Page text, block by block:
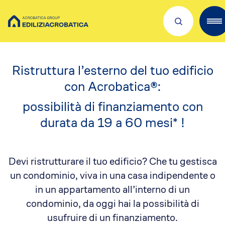
Servizi per te
Lavora con noi
Dove siamo
Academies
Investors
Il nostro franchising
Qualità e sicurezza
Home/Finanziamento al Condominio e abitazioni private
Ristruttura l’esterno del tuo edificio
con Acrobatica®:
possibilità di finanziamento con
durata da 19 a 60 mesi* !
Devi ristrutturare il tuo edificio? Che tu gestisca
un condominio, viva in una casa indipendente o
in un appartamento all’interno di un
condominio, da oggi hai la possibilità di
usufruire di un finanziamento.